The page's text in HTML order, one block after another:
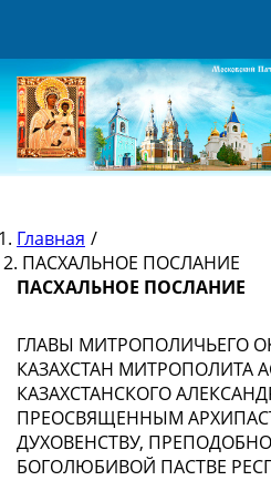
Главная /
ПАСХАЛЬНОЕ ПОСЛАНИЕ
ПАСХАЛЬНОЕ ПОСЛАНИЕ
ГЛАВЫ МИТРОПОЛИЧЬЕГО
КАЗАХСТАН МИТРОПОЛИТА
КАЗАХСТАНСКОГО
ПРЕОСВЯЩЕННЫМ
ДУХОВЕНСТВУ,
БОГОЛЮБИВОЙ ПАСТВЕ